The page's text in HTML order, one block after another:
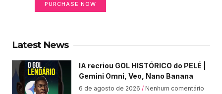
PURCHASE NOW
Latest News
IA recriou GOL HISTÓRICO do PELÉ |
Gemini Omni, Veo, Nano Banana
6 de agosto de 2026 Nenhum comentário